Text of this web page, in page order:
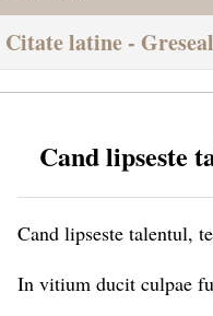
Citate latine -
Cand lipseste
Cand lipseste talentul,
In vitium ducit culpae